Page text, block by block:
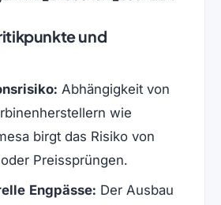
und
Abhängigkeit von
wie
birgt das Risiko von
Preissprüngen.
Engpässe: Der Ausbau